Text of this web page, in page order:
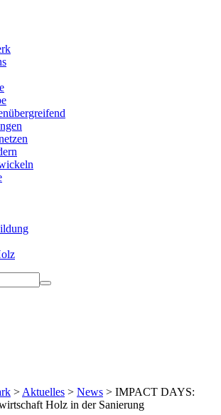
> Aktuelles > News > IMPACT DAYS:
Holz in der Sanierung